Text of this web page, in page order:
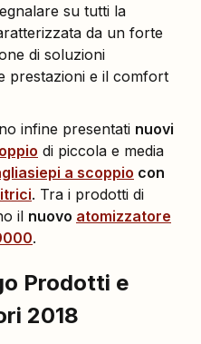
su tutti la
da un forte
di soluzioni
prestazioni e il comfort
infine presentati nuovi
di piccola e media
a scoppio con
. Tra i prodotti di
il nuovo atomizzatore
.
Prodotti e
2018